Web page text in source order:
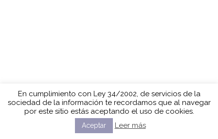
En cumplimiento con Ley 34/2002, de servicios de la
sociedad de la información te recordamos que al navegar
por este sitio estás aceptando el uso de cookies.
Aceptar Leer más